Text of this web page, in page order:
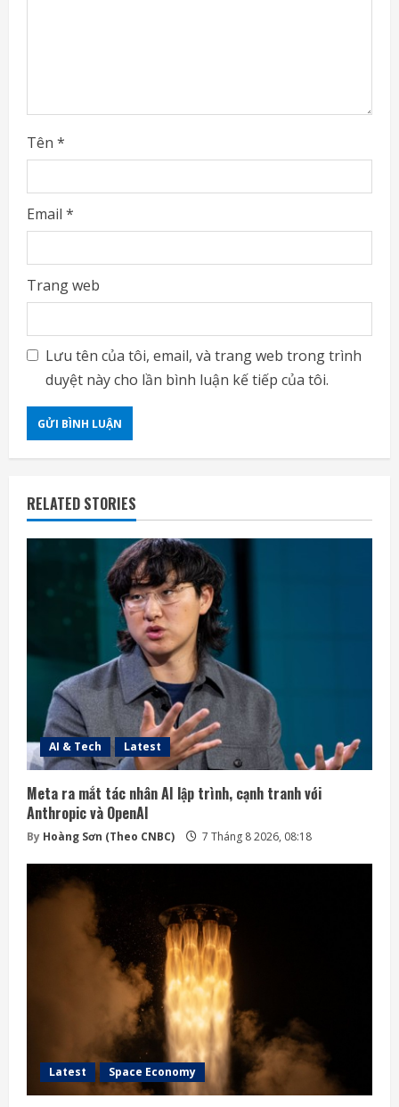
Tên *
Email *
Trang web
Lưu tên của tôi, email, và trang web trong trình
duyệt này cho lần bình luận kế tiếp của tôi.
RELATED STORIES
AI & Tech Latest
Meta ra mắt tác nhân AI lập trình, cạnh tranh với
Anthropic và OpenAI
By Hoàng Sơn (Theo CNBC) 7 Tháng 8 2026, 08:18
Latest Space Economy